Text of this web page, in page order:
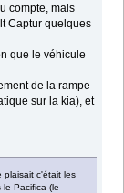
compte, mais
Captur quelques
que le véhicule
de la rampe
sur la kia), et
plaisait c'était les
Pacifica (le